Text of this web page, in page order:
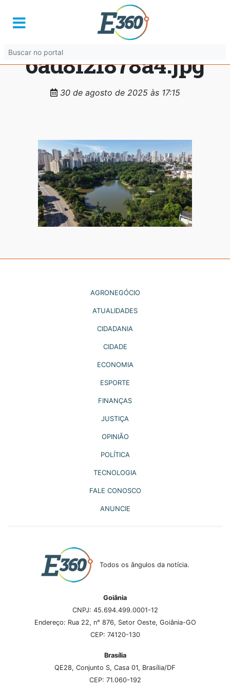
dda63c8e-33b8-
44b6-82e3-
6ad8f2f878a4.jpg
30 de agosto de 2025 às 17:15
AGRONEGÓCIO
ATUALIDADES
CIDADANIA
CIDADE
ECONOMIA
ESPORTE
FINANÇAS
JUSTIÇA
OPINIÃO
POLÍTICA
TECNOLOGIA
FALE CONOSCO
ANUNCIE
Todos os ângulos da notícia.
Goiânia
CNPJ: 45.694.499.0001-12
Endereço: Rua 22, n° 876, Setor Oeste, Goiânia-GO
CEP: 74120-130
Brasília
QE28, Conjunto S, Casa 01, Brasília/DF
CEP: 71.060-192